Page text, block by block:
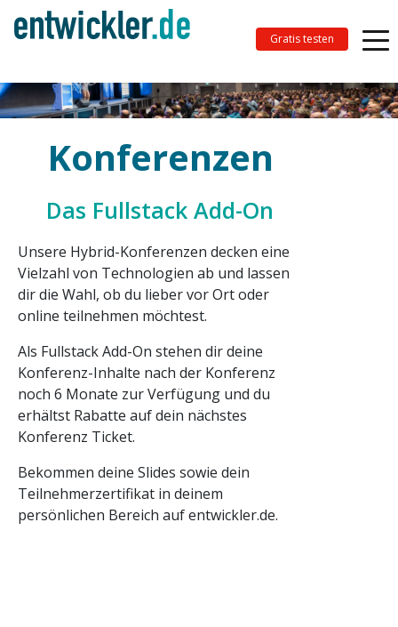
Gratis testen
Konferenzen
Das Fullstack Add-On
Unsere Hybrid-Konferenzen decken eine
Vielzahl von Technologien ab und lassen
dir die Wahl, ob du lieber vor Ort oder
online teilnehmen möchtest.
Als Fullstack Add-On stehen dir deine
Konferenz-Inhalte nach der Konferenz
noch 6 Monate zur Verfügung und du
erhältst Rabatte auf dein nächstes
Konferenz Ticket.
Bekommen deine Slides sowie dein
Teilnehmerzertifikat in deinem
persönlichen Bereich auf entwickler.de.